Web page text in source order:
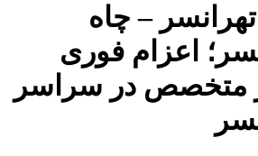
– چاه
اعزام فوری
متخصص در سراسر